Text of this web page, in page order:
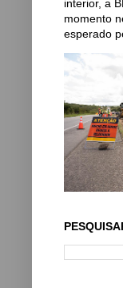
interior, a
momento
esperado